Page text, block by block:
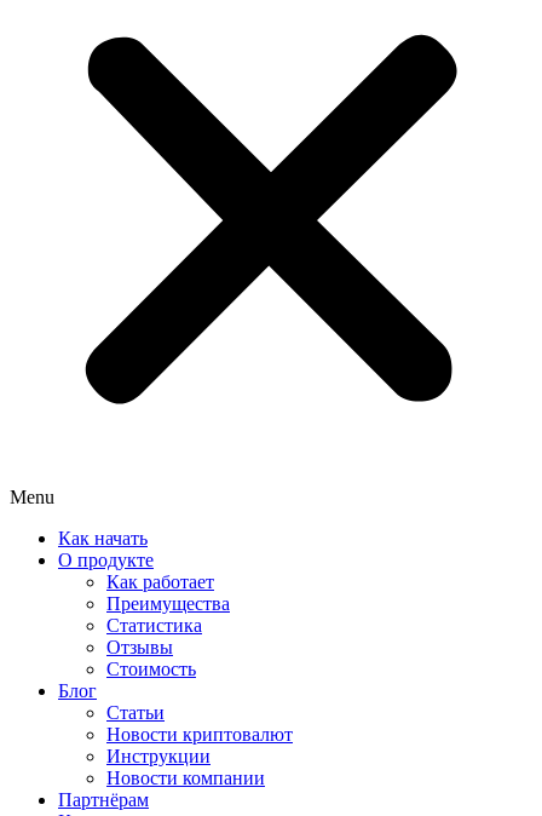
Menu
Как начать
О продукте
Как работает
Преимущества
Статистика
Отзывы
Стоимость
Блог
Статьи
Новости криптовалют
Инструкции
Новости компании
Партнёрам